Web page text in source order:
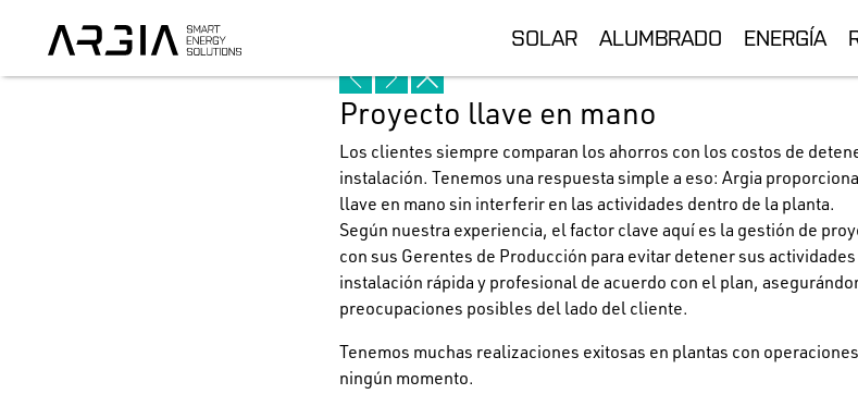
SOLAR ALUMBRADO ENERGÍA
Beneficios Para el Cliente
PrevNext Close
Proyecto llave en mano
Los clientes siempre comparan los ahorros con los costos de
instalación. Tenemos una respuesta simple a eso: Argia
llave en mano sin interferir en las actividades dentro de la planta.
Según nuestra experiencia, el factor clave aquí es la gestión de
con sus Gerentes de Producción para evitar detener sus
instalación rápida y profesional de acuerdo con el plan,
preocupaciones posibles del lado del cliente.
Tenemos muchas realizaciones exitosas en plantas con
ningún momento.